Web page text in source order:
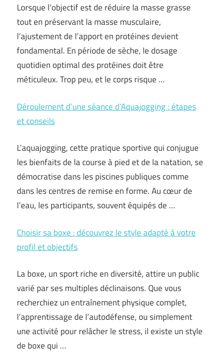
Lorsque l’objectif est de réduire la masse grasse
tout en préservant la masse musculaire,
l’ajustement de l’apport en protéines devient
fondamental. En période de sèche, le dosage
quotidien optimal des protéines doit être
méticuleux. Trop peu, et le corps risque …
Déroulement d’une séance d’Aquajogging : étapes
et conseils
L’aquajogging, cette pratique sportive qui conjugue
les bienfaits de la course à pied et de la natation, se
démocratise dans les piscines publiques comme
dans les centres de remise en forme. Au cœur de
l’eau, les participants, souvent équipés de …
Choisir sa boxe : découvrez le style adapté à votre
profil et objectifs
La boxe, un sport riche en diversité, attire un public
varié par ses multiples déclinaisons. Que vous
recherchiez un entraînement physique complet,
l’apprentissage de l’autodéfense, ou simplement
une activité pour relâcher le stress, il existe un style
de boxe qui …